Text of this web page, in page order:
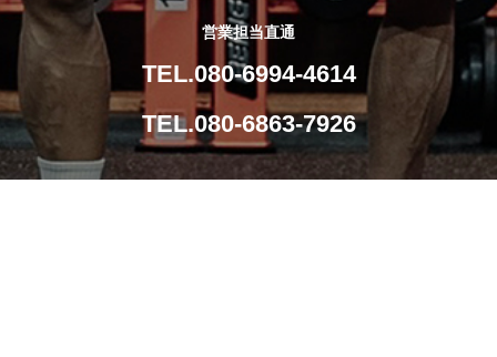
営業担当直通
TEL.080-6994-4614
TEL.080-6863-7926